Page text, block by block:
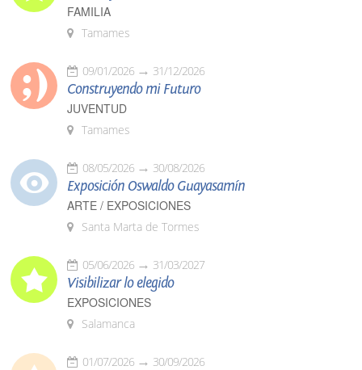
FAMILIA
Tamames
09/01/2026 31/12/2026
Construyendo mi Futuro
JUVENTUD
Tamames
08/05/2026 30/08/2026
Exposición Oswaldo Guayasamín
ARTE / EXPOSICIONES
Santa Marta de Tormes
05/06/2026 31/03/2027
Visibilizar lo elegido
EXPOSICIONES
Salamanca
01/07/2026 30/09/2026